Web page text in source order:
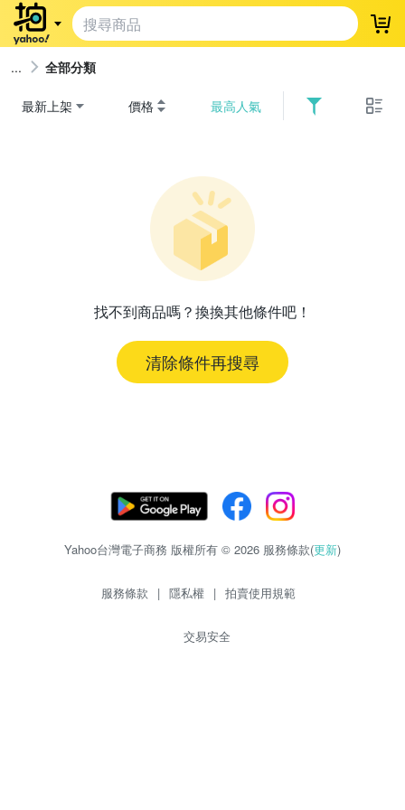
登
全部分類
最新上架 價格 最高人氣
找不到商品嗎？換換其他條件吧！
清除條件再搜尋
Yahoo台灣電子商務 版權所有 © 2026 服務條款(更新)
服務條款 | 隱私權 | 拍賣使用規範
交易安全